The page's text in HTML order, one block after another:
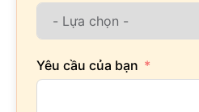
Yêu cầu của bạn